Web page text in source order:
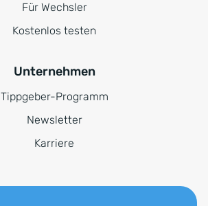
Für Wechsler
Kostenlos testen
Unternehmen
Tippgeber-Programm
Newsletter
Karriere